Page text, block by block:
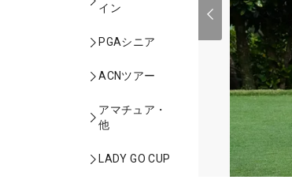
イン
PGAシニア
ACNツアー
アマチュア・
他
LADY GO CUP